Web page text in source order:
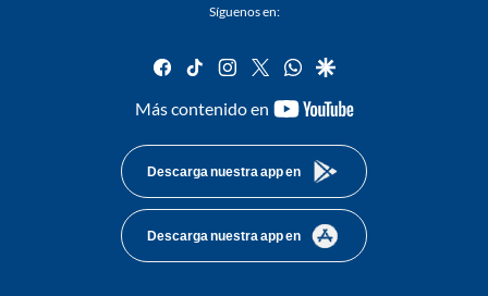
Síguenos en:
facebook
tiktok instagram
twitterwhatsapp
google
Más contenido en
youtube-
Descarga nuestra app en
Descarga nuestra app en